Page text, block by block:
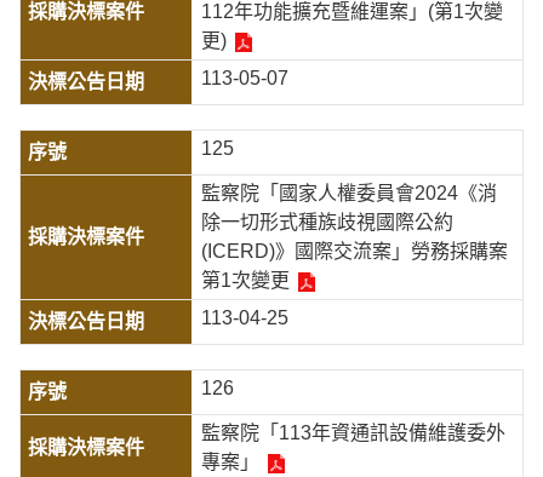
112年功能擴充暨維運案」(第1次變
更)
113-05-07
125
監察院「國家人權委員會2024《消
除一切形式種族歧視國際公約
(ICERD)》國際交流案」勞務採購案
第1次變更
113-04-25
126
監察院「113年資通訊設備維護委外
專案」